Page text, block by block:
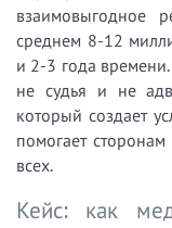
взаимовыгодное
среднем 8-12
и 2-3 года
не судья и не
который создает
помогает
всех.
Кейс: как